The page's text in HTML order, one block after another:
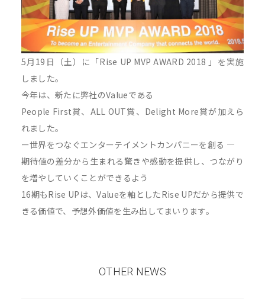
5月19日（土）に「Rise UP MVP AWARD 2018 」を実施
しました。
今年は、新たに弊社のValueである
People First賞、ALL OUT賞、Delight More賞が加えら
れました。
ー世界をつなぐエンターテイメントカンパニーを創る ―
期待値の差分から生まれる驚きや感動を提供し、つながり
を増やしていくことができるよう
16期もRise UPは、Valueを軸としたRise UPだから提供で
きる価値で、予想外価値を生み出してまいります。
OTHER NEWS